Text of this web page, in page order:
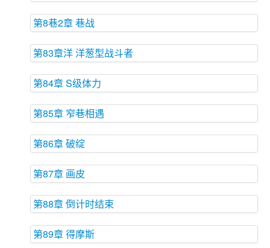
第8巷2章 巷战
第83章洋 洋葱型战斗者
第84章 S级体力
第85章 窄巷相遇
第86章 破绽
第87章 画皮
第88章 倒计时结束
第89章 得摩斯